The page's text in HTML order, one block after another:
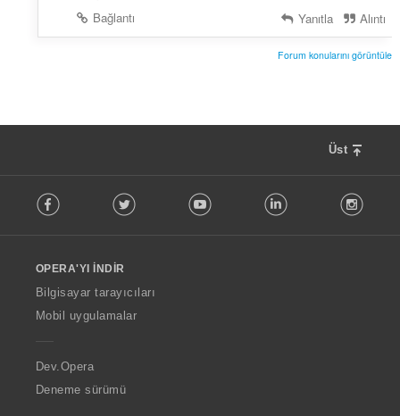
Bağlantı
Yanıtla Alıntı
Forum konularını görüntüle
Üst
o
w
O
p
a
Facebook Twitter Youtube LinkedIn
OPERA'YI İNDIR
Bilgisayar tarayıcıları
Mobil uygulamalar
Dev.Opera
Deneme sürümü